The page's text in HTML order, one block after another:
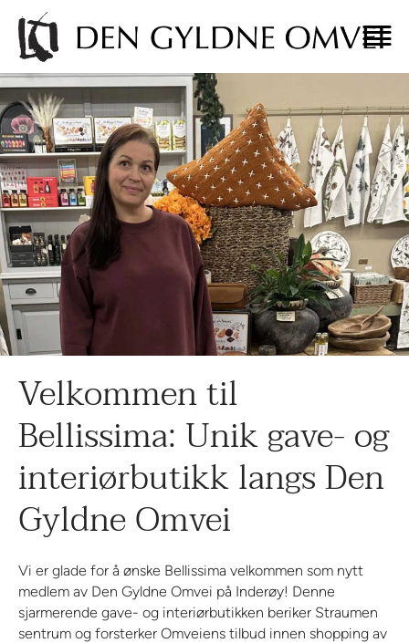
Velkommen til
Bellissima: Unik gave- og
interiørbutikk langs Den
Gyldne Omvei
Vi er glade for å ønske Bellissima velkommen som nytt
medlem av Den Gyldne Omvei på Inderøy! Denne
sjarmerende gave- og interiørbutikken beriker Straumen
sentrum og forsterker Omveiens tilbud innen shopping av